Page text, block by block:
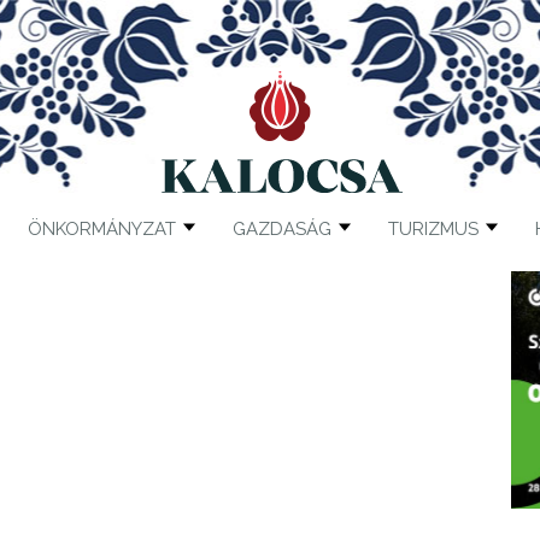
ÖNKORMÁNYZAT GAZDASÁG TURIZMUS